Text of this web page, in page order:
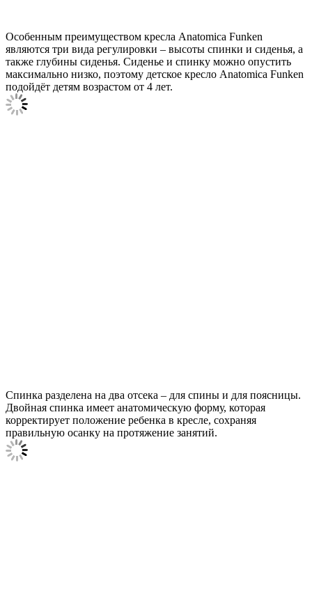
Особенным преимуществом кресла Anatomica Funken
являются три вида регулировки – высоты спинки и сиденья, а
также глубины сиденья. Сиденье и спинку можно опустить
максимально низко, поэтому детское кресло Anatomica Funken
подойдёт детям возрастом от 4 лет.
Спинка разделена на два отсека – для спины и для поясницы.
Двойная спинка имеет анатомическую форму, которая
корректирует положение ребенка в кресле, сохраняя
правильную осанку на протяжение занятий.